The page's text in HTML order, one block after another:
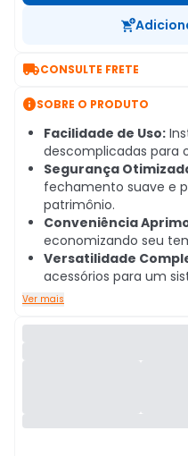
CONSULTE FRETE
SOBRE O PRODUTO
Facilidade de Uso:
descomplicadas para
Segurança
fechamento suave e
patrimônio.
Conveniência
economizando seu
Versatilidade
acessórios para um
Ver mais